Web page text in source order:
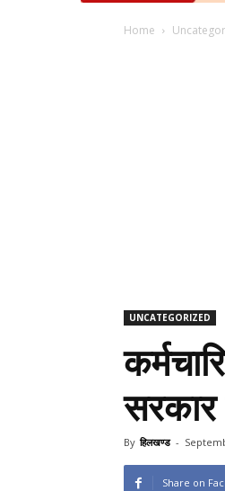
Home
UNCATEGORIZED
सरकार
By हिलखण्ड -
Share on